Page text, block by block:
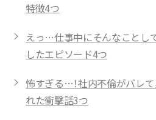
特徴4つ
えっ…仕事中にそんなことし
したエピソード4つ
怖すぎる…！社内不倫がバレ
れた衝撃話3つ